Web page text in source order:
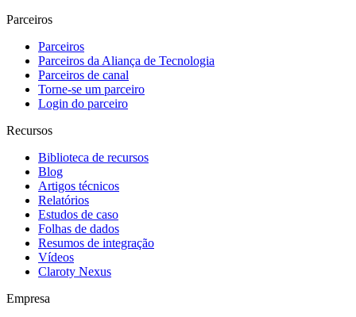
Parceiros
Parceiros
Parceiros da Aliança de Tecnologia
Parceiros de canal
Torne-se um parceiro
Login do parceiro
Recursos
Biblioteca de recursos
Blog
Artigos técnicos
Relatórios
Estudos de caso
Folhas de dados
Resumos de integração
Vídeos
Claroty Nexus
Empresa